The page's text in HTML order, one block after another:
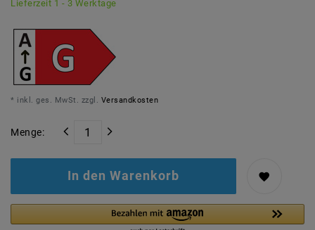
Lieferzeit 1 - 3 Werktage
* inkl. ges. MwSt. zzgl. Versandkosten
Menge:
In den Warenkorb